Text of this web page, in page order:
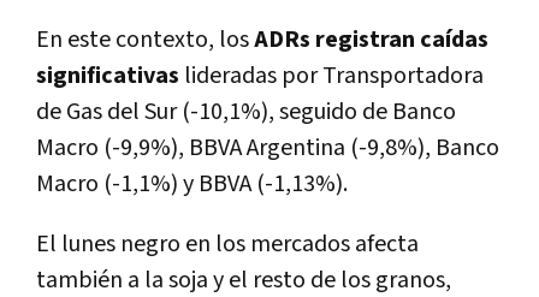
En este contexto, losADRs registran caídas
significativas lideradas por Transportadora
de Gas del Sur (-10,1%), seguido de Banco
Macro (-9,9%), BBVA Argentina (-9,8%), Banco
Macro (-1,1%) y BBVA (-1,13%).
El lunes negro en los mercados afecta
también a la soja y el resto de los granos,